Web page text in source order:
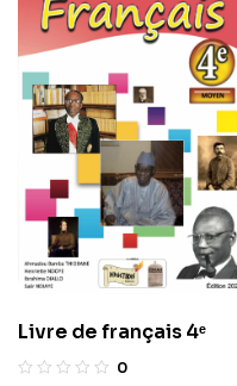
Livre de français 4ᵉ
0